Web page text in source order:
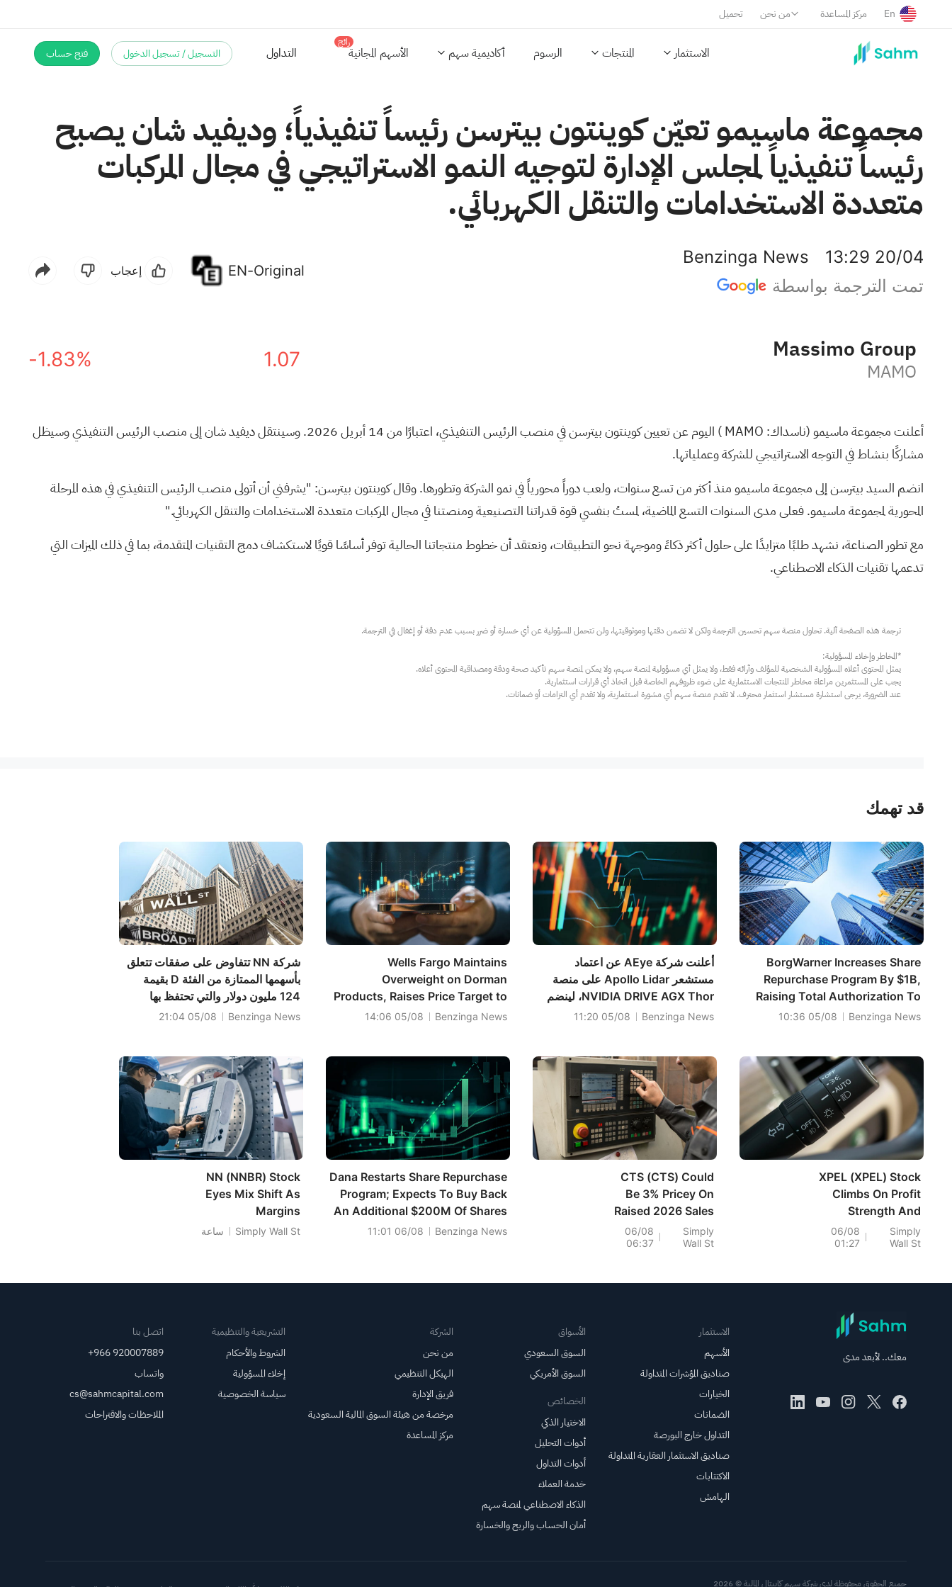
تحميل من نحن مركز المساعدة En
الاستثمار المنتجات الرسوم أكاديمية سهم الأسهم المجانية
رائج
التداول التسجيل / تسجيل الدخول فتح حساب
مجموعة ماسيمو تعيّن كوينتون بيترسن رئيساً تنفيذياً؛ وديفيد شان يصبح
رئيساً تنفيذياً لمجلس الإدارة لتوجيه النمو الاستراتيجي في مجال المركبات
متعددة الاستخدامات والتنقل الكهربائي.
Benzinga News
13:29 20/04
تمت الترجمة بواسطة
EN-Original إعجاب
Massimo Group
MAMO
1.07
-1.83%
أعلنت مجموعة ماسيمو (ناسداك: MAMO
) اليوم عن تعيين كوينتون بيترسن في منصب الرئيس التنفيذي، اعتبارًا من 14 أبريل 2026. وسينتقل ديفيد شان إلى منصب الرئيس التنفيذي وسيظل
مشاركًا بنشاط في التوجه الاستراتيجي للشركة وعملياتها.
انضم السيد بيترسن إلى مجموعة ماسيمو منذ أكثر من تسع سنوات، ولعب دوراً محورياً في نمو الشركة وتطورها. وقال كوينتون بيترسن: "يشرفني أن أتولى منصب الرئيس التنفيذي في هذه المرحلة
المحورية لمجموعة ماسيمو. فعلى مدى السنوات التسع الماضية، لمستُ بنفسي قوة قدراتنا التصنيعية ومنصتنا في مجال المركبات متعددة الاستخدامات والتنقل الكهربائي."
مع تطور الصناعة، نشهد طلبًا متزايدًا على حلول أكثر ذكاءً وموجهة نحو التطبيقات، ونعتقد أن خطوط منتجاتنا الحالية توفر أساسًا قويًا لاستكشاف دمج التقنيات المتقدمة، بما في ذلك الميزات التي
تدعمها تقنيات الذكاء الاصطناعي.
عند الضرورة، يرجى استشارة مستشار استثمار محترف. لا تقدم منصة سهم أي مشورة استثمارية، ولا تقدم أي التزامات أو ضمانات.
قد تهمك
BorgWarner Increases Share
Repurchase Program By $1B,
Raising Total Authorization To
~$1.35B
Benzinga News
05/08 10:36
أعلنت شركة AEye عن اعتماد
مستشعر Apollo Lidar على منصة
NVIDIA DRIVE AGX Thor، لينضم
بذلك إلى نظام NVIDIA DRIVEBenzinga News
05/08 11:20
Wells Fargo Maintains
Overweight on Dorman
Products, Raises Price Target to
$160
Benzinga News
05/08 14:06
شركة NN تتفاوض على صفقات تتعلق
بأسهمها الممتازة من الفئة D بقيمة
124 مليون دولار والتي تحتفظ بها
شركة مورغان ستانلي تاكتيكال فاليو
Benzinga News
05/08 21:04
XPEL (XPEL) Stock
Climbs On Profit
Strength And
Record Cash Flow
Simply
Wall St
06/08
01:27
CTS (CTS) Could
Be 3% Pricey On
Raised 2026 Sales
Guidance
Simply
Wall St
06/08
06:37
Dana Restarts Share Repurchase
Program; Expects To Buy Back
An Additional $200M Of Shares
Before End Of 2026
Benzinga News
06/08 11:01
NN (NNBR) Stock
Eyes Mix Shift As
Margins
Strengthen
Simply Wall St ساعة
معك.. لأبعد مدى
الاستثمار
الأسهم
صناديق المؤشرات المتداولة
الخيارات
الضمانات
التداول خارج البورصة
صناديق الاستثمار العقارية المتداولة
الاكتتابات
الهامش
الأسواق
السوق السعودي
السوق الأمريكي
الخصائص
الاختيار الذكي
أدوات التحليل
أدوات التداول
خدمة العملاء
الذكاء الاصطناعي لمنصة سهم
أمان الحساب والربح والخسارة
الشركة
من نحن
الهيكل التنظيمي
فريق الإدارة
مرخصة من هيئة السوق المالية السعودية
مركز المساعدة
التشريعية والتنظيمية
الشروط والأحكام
إخلاء المسؤولية
سياسة الخصوصية
اتصل بنا
+966 920007889
واتساب
cs@sahmcapital.com
الملاحظات والاقتراحات
جميع الحقوق محفوظة لدى شركة سهم كابيتال المالية © 2026